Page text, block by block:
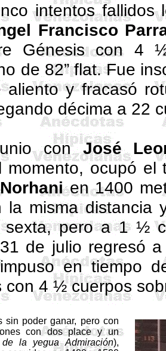
intentos fallidos
Francisco
Génesis con 4
de 82” flat. Fue
aliento y fracasó
décima a 22
conJosé
momento, ocupó
Norhanien 1400
la misma distancia
sexta, pero a 1 ½
de julio regresó
en tiempo
con 4 ½ cuerpos
sin poder ganar, pero con
con dos place y un
la yegua Admiración),